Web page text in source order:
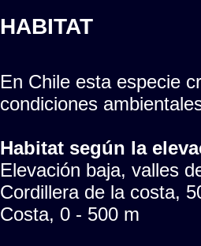
HABITAT
En Chile esta especie
condiciones
Habitat según la
Elevación baja, valles
Cordillera de la costa,
Costa, 0 - 500 m